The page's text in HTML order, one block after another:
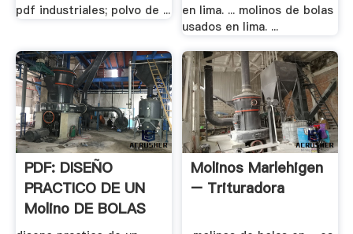
pdf industriales; polvo de ...
en lima. ... molinos de bolas
usados en lima. ...
PDF: DISEÑO
PRACTICO DE UN
Molino DE BOLAS
Molinos Marlehigen
– Trituradora